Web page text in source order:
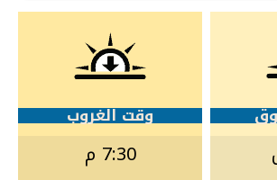
وقت الغروب
7:30 م